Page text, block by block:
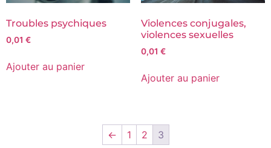
Troubles psychiques
0,01 €
Ajouter au panier
Violences conjugales,
violences sexuelles
0,01 €
Ajouter au panier
← 1 2 3